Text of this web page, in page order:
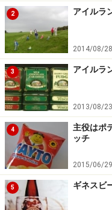
れた旅行では、でき
がいいでしょう（紙
さい）。
■降車時
一見見逃してしまいそ
ダブリンの各バス停
アナウンスもないの
2 アイルラ
2014/08/28
3 アイルラ
2013/08/23
4
主役はポ
ッチ
2015/06/29
5 ギネスビ